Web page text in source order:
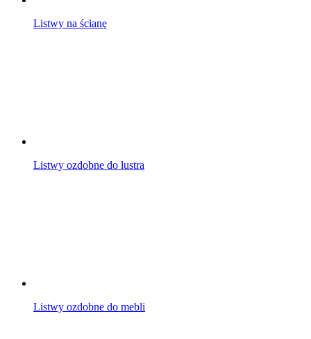
Listwy na ścianę
Listwy ozdobne do lustra
Listwy ozdobne do mebli